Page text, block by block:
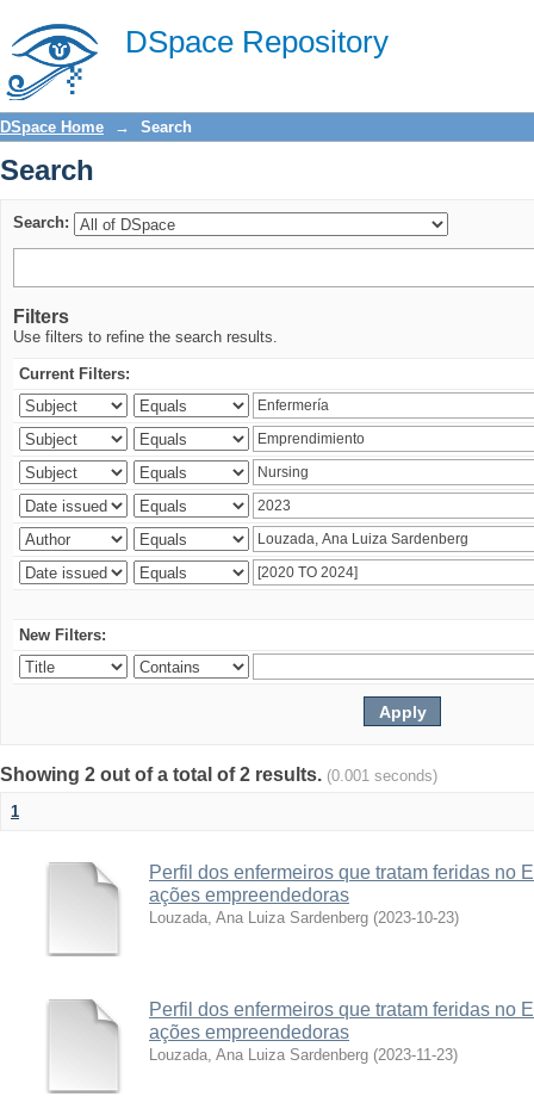
DSpace Repository
Search
DSpace Home → Search
Search
Search:
Filters
Use filters to refine the search results.
Current Filters:
New Filters:
Showing 2 out of a total of 2 results. (0.001 seconds)
1
Perfil dos enfermeiros que tratam feridas no
ações empreendedoras
Louzada, Ana Luiza Sardenberg (2023-10-23)
Perfil dos enfermeiros que tratam feridas no
ações empreendedoras
Louzada, Ana Luiza Sardenberg (2023-11-23)